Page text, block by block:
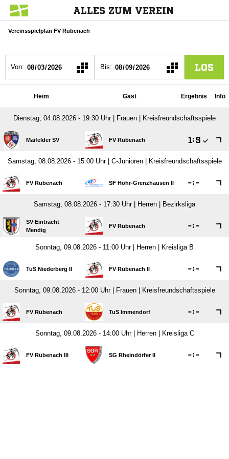
ALLES ZUM VEREIN
Vereinsspielplan FV Rübenach
Von: Bis: LOS
Heim Gast Ergebnis Info
Dienstag, 04.08.2026 - 19:30 Uhr | Frauen | Kreisfreundschaftsspiele
Maifelder SV FV Rübenach :
Samstag, 08.08.2026 - 15:00 Uhr | C-Junioren | Kreisfreundschaftsspiele
FV Rübenach SF Höhr-Grenzhausen II :
Samstag, 08.08.2026 - 17:30 Uhr | Herren | Bezirksliga
SV Eintracht
Mendig
FV Rübenach :
Sonntag, 09.08.2026 - 11:00 Uhr | Herren | Kreisliga B
TuS Niederberg II FV Rübenach II :
Sonntag, 09.08.2026 - 12:00 Uhr | Frauen | Kreisfreundschaftsspiele
FV Rübenach TuS Immendorf :
Sonntag, 09.08.2026 - 14:00 Uhr | Herren | Kreisliga C
FV Rübenach III SG Rheindörfer II :